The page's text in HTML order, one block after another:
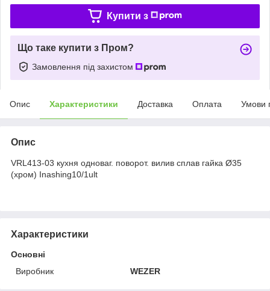
Купити з
Що таке купити з Пром?
Замовлення під захистом
Опис Характеристики Доставка Оплата Умови
Опис
VRL413-03 кухня одноваг. поворот. вилив сплав гайка Ø35
(хром) Inashing10/1ult
Характеристики
Основні
Виробник
WEZER